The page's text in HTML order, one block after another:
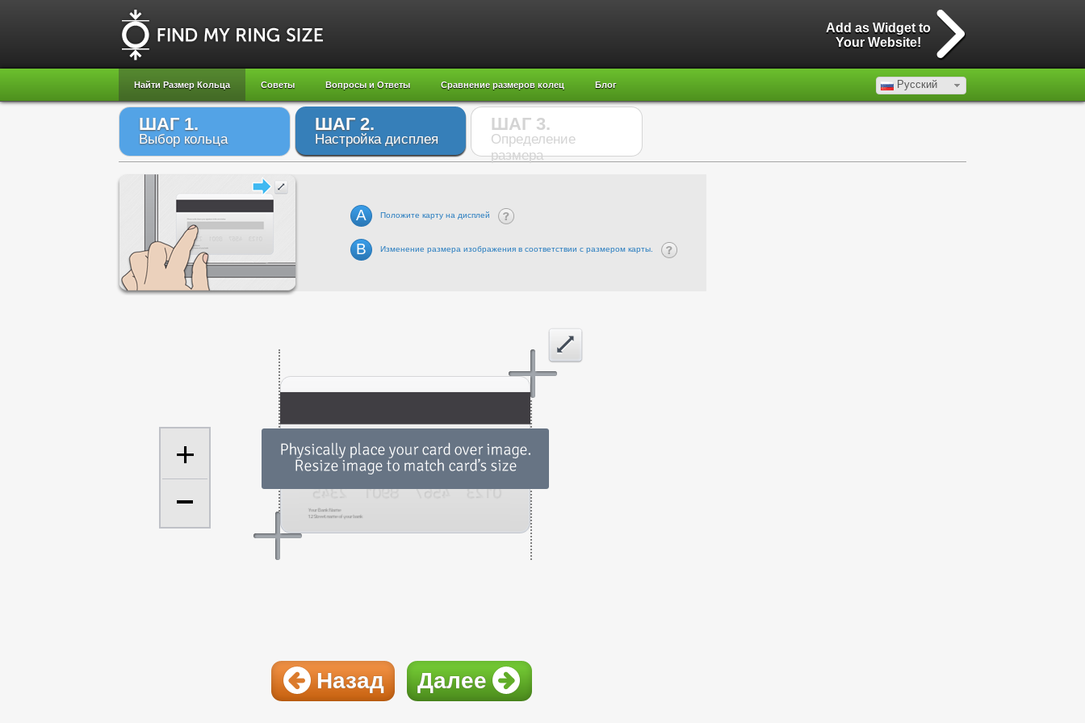
Add as Widget to
Your Website!
Найти Размер Кольца Советы Вопросы и Ответы Сравнение размеров колец Блог Русский
ШАГ 1.
Выбор кольца
ШАГ 2.
Настройка дисплея
ШАГ 3.
Определение
размера
A Положите карту на дисплей
B Изменение размера изображения в соответствии с размером карты.
+
Назад Далее